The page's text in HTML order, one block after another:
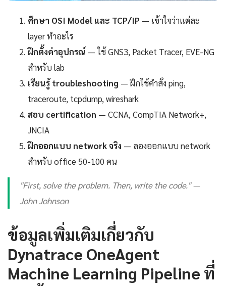
ศึกษา OSI Model และ TCP/IP — เข้าใจว่าแต่ละ
layer ทำอะไร
ฝึกตั้งค่าอุปกรณ์ — ใช้ GNS3, Packet Tracer, EVE-NG
สำหรับ lab
เรียนรู้ troubleshooting — ฝึกใช้คำสั่ง ping,
traceroute, tcpdump, wireshark
สอบ certification — CCNA, CompTIA Network+,
JNCIA
ฝึกออกแบบ network จริง — ลองออกแบบ network
สำหรับ office 50-100 คน
"First, solve the problem. Then, write the code." —
John Johnson
ข้อมูลเพิ่มเติมเกี่ยวกับ
Dynatrace OneAgent
Machine Learning Pipeline ที่